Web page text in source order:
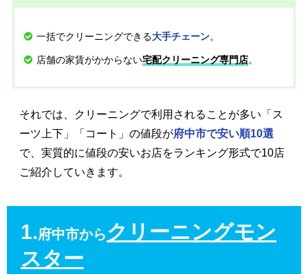
一括でクリーニングできる大手チェーン。
店舗の家賃がかからない宅配クリーニング専門店。
それでは、クリーニングで利用されることが多い「ス
ーツ上下」「コート」の値段が府中市で安い順10選
で、実質的に値段の安いお店をランキング形式で10店
ご紹介していきます。
1.府中市からクリーニングモン
スター